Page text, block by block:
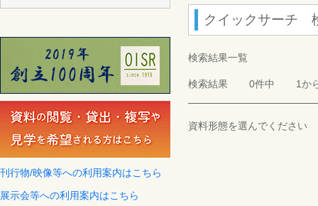
刊行物/映像等への利用案内はこちら
展示会等への利用案内はこちら
クイックサーチ
検索結果一覧
検索結果 0件中 1か
資料形態を選んでください